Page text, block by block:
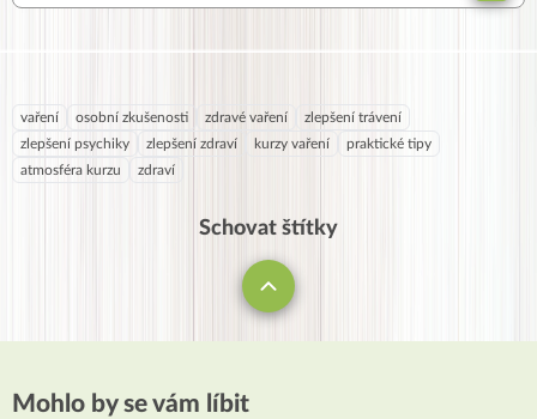
vaření osobní zkušenosti zdravé vaření
zlepšení trávení
zlepšení psychiky
zlepšení zdraví kurzy vaření
praktické tipy
atmosféra kurzu
zdraví
Schovat štítky
Mohlo by se vám líbit